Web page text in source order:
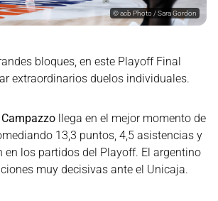
©acb Photo / Sara Gordon
bloques, en este Playoff Final
extraordinarios duelos individuales.
llega en el mejor momento de
13,3 puntos, 4,5 asistencias y
en los partidos del Playoff. El argentino
muy decisivas ante el Unicaja.